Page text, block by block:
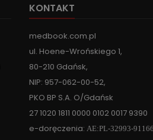
KONTAKT
medbook.com.pl
ul. Hoene-Wrońskiego 1,
80-210 Gdańsk,
NIP: 957-062-00-52,
PKO BP S.A. O/Gdańsk
27 1020 1811 0000 0102 0017 9390
e-doręczenia: AE:PL-32993-